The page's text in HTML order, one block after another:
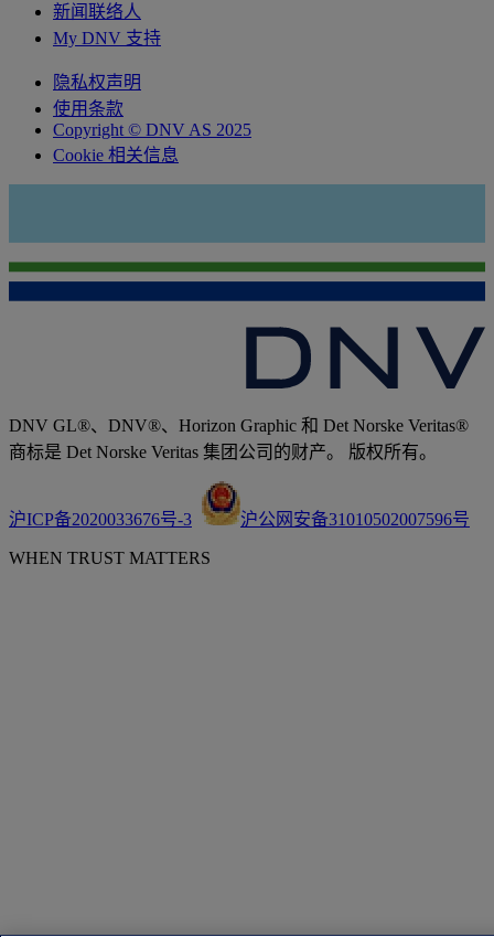
新闻联络人
My DNV 支持
隐私权声明
使用条款
Copyright © DNV AS 2025
Cookie 相关信息
DNV GL®、DNV®、Horizon Graphic 和 Det Norske Veritas®
商标是 Det Norske Veritas 集团公司的财产。 版权所有。
沪ICP备2020033676号-3 沪公网安备31010502007596号
WHEN TRUST MATTERS